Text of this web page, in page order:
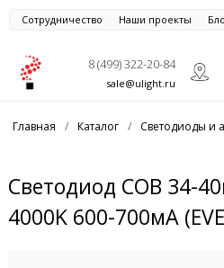
Сотрудничество Наши проекты
8 (499) 322-20-84
sale@ulight.ru
Главная / Каталог / Светодиоды и
Светодиод COB 34-
4000K 600-700мА